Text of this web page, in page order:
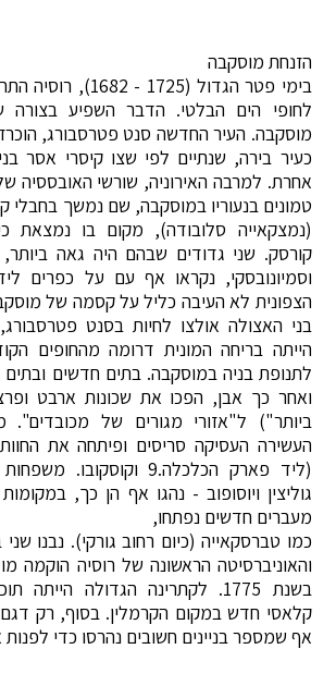
הזנחת מוסקבה
בימי פטר הגדול (1725
לחופי הים הבלטי. הדבר השפיע בצורה
כעיר בירה, שנתיים לפי שצו קיסרי אסר
אחרת. למרבה האירוניה, שורשי האובססיה
טמונים בנעוריו במוסקבה, שם נמשך בחבלי
(נמצקאייה סלובודה), מקום בו נמצאת
קורסק. שני גדודים שבהם היה גאה
וסמיונובסקי, נקראו אף עם על כפרים
הצפונית לא העיבה כליל על קסמה של
בני האצולה אולצו לחיות בסנט
הייתה בריחה המונית דרומה מהחופים
לתנופת בניה במוסקבה. בתים חדשים ובתים
ואחר כך אבן, הפכו את שכונות ארבט
ביותר") ל"אזורי מגורים של מכובדים".
העשירה העסיקה סריסים ופיתחה את
(ליד פארק הכלכלה.9
גוליצין ויוסופוב - נהגו אף הן כך,
מעברים חדשים נפתחו,
כמו טברסקאייה (כיום רחוב גורקי). נבנו
והאוניברסיטה הראשונה של רוסיה הוקמה
בשנת 1775. לקתרינה הגדולה
קלאסי חדש במקום הקרמלין. בסוף, רק
אף שמספר בניינים חשובים נהרסו כדי